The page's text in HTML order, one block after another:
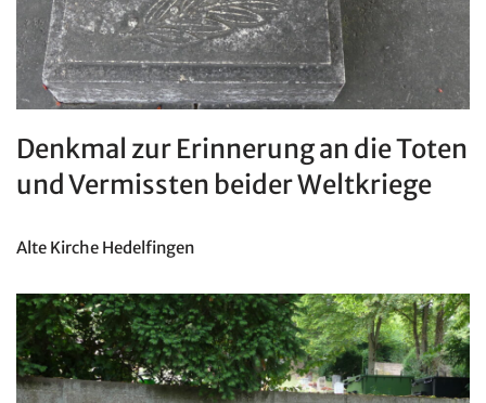
Denkmal zur Erinnerung an die Toten
und Vermissten beider Weltkriege
Alte Kirche Hedelfingen